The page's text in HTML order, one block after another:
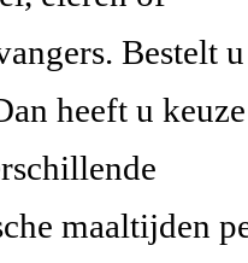
. Bestelt u
heeft u
maaltijden